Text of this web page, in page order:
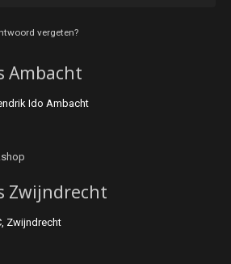
vergeten?
Ambacht
Ido Ambacht
Zwijndrecht
Zwijndrecht